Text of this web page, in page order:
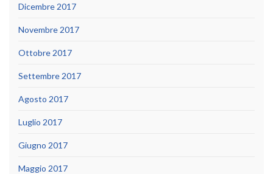
Dicembre 2017
Novembre 2017
Ottobre 2017
Settembre 2017
Agosto 2017
Luglio 2017
Giugno 2017
Maggio 2017